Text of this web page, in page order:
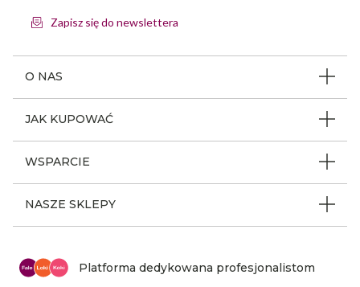
O NAS
Dlaczego FLK
Kariera
JAK KUPOWAĆ
Polityka prywatności
Reklamacje i zwroty
WSPARCIE
Mapa strony
NASZE SKLEPY
Mapa sklepów
Zapisz się do newslettera
Platforma dedykowana profesjonalistom